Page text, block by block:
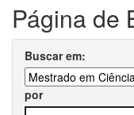
Página de
Buscar em:
por